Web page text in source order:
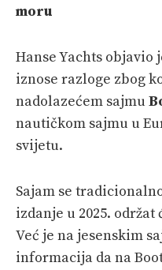
moru
Hanse Yachts
iznose razloge zbog
nadolazećem sajmu
nautičkom sajmu u
svijetu.
Sajam se
izdanje u 2025. održat
Već je na jesenskim
informacija da na